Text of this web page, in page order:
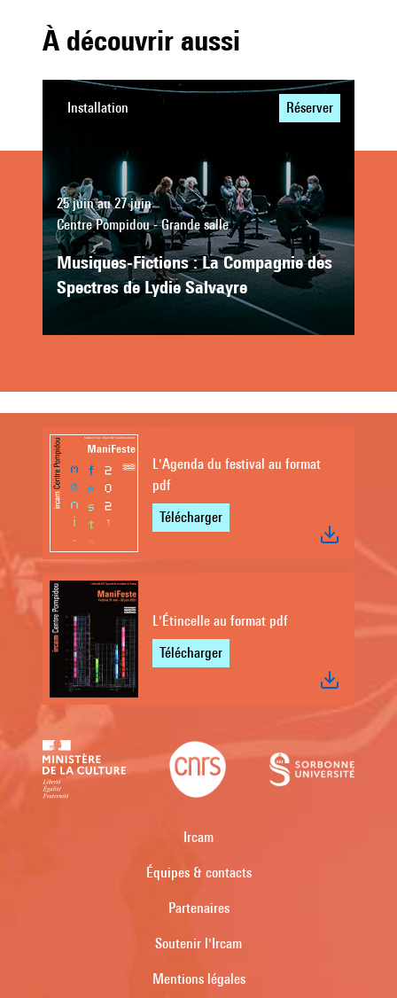
À découvrir aussi
Installation Réserver
25 juin au 27 juin
Centre Pompidou - Grande salle
Musiques-Fictions : La Compagnie des
Spectres de Lydie Salvayre
L'Agenda du festival au format
pdf
Télécharger
L'Étincelle au format pdf
Télécharger
Ircam
Équipes & contacts
Partenaires
Soutenir l'Ircam
Mentions légales